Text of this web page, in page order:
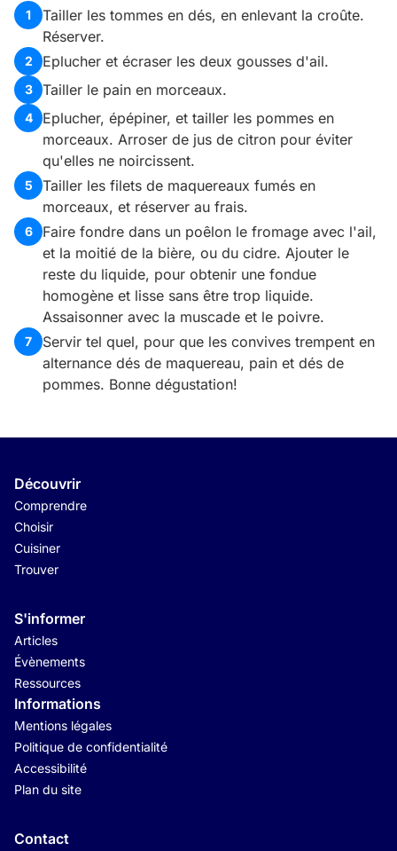
1
Tailler les tommes en dés, en enlevant la croûte.
Réserver.
2 Eplucher et écraser les deux gousses d'ail.
3 Tailler le pain en morceaux.
4
Eplucher, épépiner, et tailler les pommes en
morceaux. Arroser de jus de citron pour éviter
qu'elles ne noircissent.
5
Tailler les filets de maquereaux fumés en
morceaux, et réserver au frais.
6
Faire fondre dans un poêlon le fromage avec l'ail,
et la moitié de la bière, ou du cidre. Ajouter le
reste du liquide, pour obtenir une fondue
homogène et lisse sans être trop liquide.
Assaisonner avec la muscade et le poivre.
7
Servir tel quel, pour que les convives trempent en
alternance dés de maquereau, pain et dés de
pommes. Bonne dégustation!
Découvrir
Comprendre
Choisir
Cuisiner
Trouver
S'informer
Articles
Évènements
Ressources
Informations
Mentions légales
Politique de confidentialité
Accessibilité
Plan du site
Contact